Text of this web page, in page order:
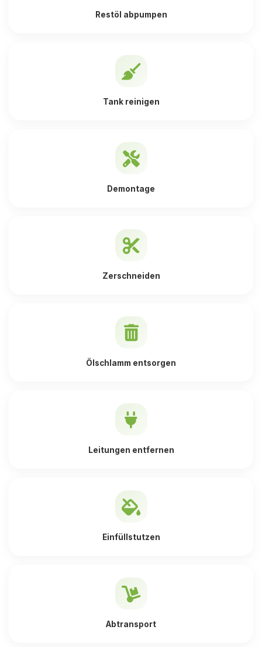
Restöl abpumpen
Tank reinigen
Demontage
Zerschneiden
Ölschlamm entsorgen
Leitungen entfernen
Einfüllstutzen
Abtransport